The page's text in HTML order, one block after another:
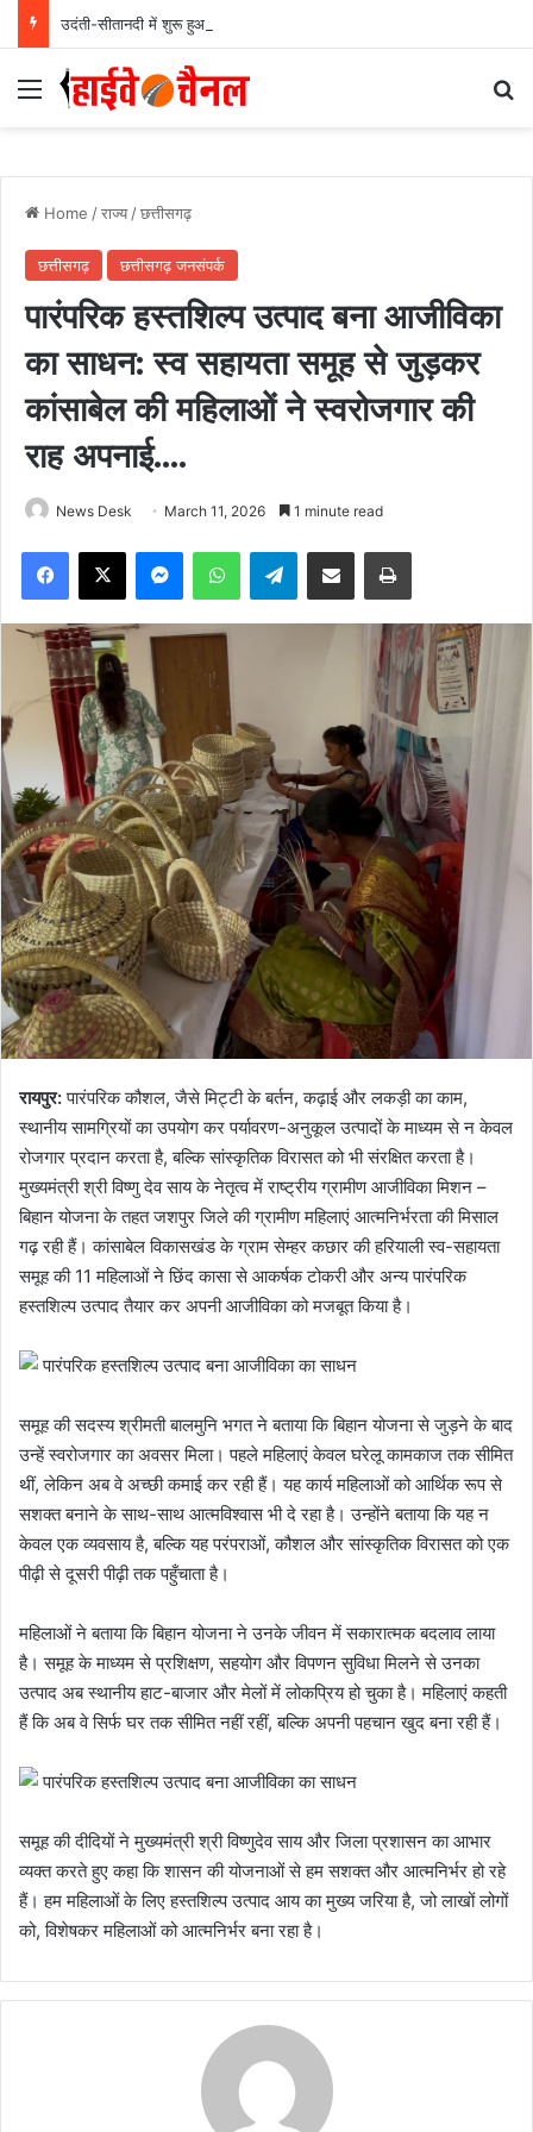
Menu
Home /राज्य /छत्तीसगढ़
छत्तीसगढ़ छत्तीसगढ़ जनसंपर्क
पारंपरिक हस्तशिल्प उत्पाद बना आजीविका
का साधन: स्व सहायता समूह से जुड़कर
कांसाबेल की महिलाओं ने स्वरोजगार की
राह अपनाई….
News Desk March 11, 2026 1 minute read
Facebook
X MessengerWhatsAppTelegramShare via Email Print
रायपुर:पारंपरिक कौशल, जैसे मिट्टी के बर्तन, कढ़ाई और लकड़ी का काम,
स्थानीय सामग्रियों का उपयोग कर पर्यावरण-अनुकूल उत्पादों के माध्यम से न केवल
रोजगार प्रदान करता है, बल्कि सांस्कृतिक विरासत को भी संरक्षित करता है।
मुख्यमंत्री श्री विष्णु देव साय के नेतृत्व में राष्ट्रीय ग्रामीण आजीविका मिशन –
बिहान योजना के तहत जशपुर जिले की ग्रामीण महिलाएं आत्मनिर्भरता की मिसाल
गढ़ रही हैं। कांसाबेल विकासखंड के ग्राम सेम्हर कछार की हरियाली स्व-सहायता
समूह की 11 महिलाओं ने छिंद कासा से आकर्षक टोकरी और अन्य पारंपरिक
हस्तशिल्प उत्पाद तैयार कर अपनी आजीविका को मजबूत किया है।
समूह की सदस्य श्रीमती बालमुनि भगत ने बताया कि बिहान योजना से जुड़ने के बाद
उन्हें स्वरोजगार का अवसर मिला। पहले महिलाएं केवल घरेलू कामकाज तक सीमित
थीं, लेकिन अब वे अच्छी कमाई कर रही हैं। यह कार्य महिलाओं को आर्थिक रूप से
सशक्त बनाने के साथ-साथ आत्मविश्वास भी दे रहा है। उन्होंने बताया कि यह न
केवल एक व्यवसाय है, बल्कि यह परंपराओं, कौशल और सांस्कृतिक विरासत को एक
पीढ़ी से दूसरी पीढ़ी तक पहुँचाता है।
महिलाओं ने बताया कि बिहान योजना ने उनके जीवन में सकारात्मक बदलाव लाया
है। समूह के माध्यम से प्रशिक्षण, सहयोग और विपणन सुविधा मिलने से उनका
उत्पाद अब स्थानीय हाट-बाजार और मेलों में लोकप्रिय हो चुका है। महिलाएं कहती
हैं कि अब वे सिर्फ घर तक सीमित नहीं रहीं, बल्कि अपनी पहचान खुद बना रही हैं।
समूह की दीदियों ने मुख्यमंत्री श्री विष्णुदेव साय और जिला प्रशासन का आभार
व्यक्त करते हुए कहा कि शासन की योजनाओं से हम सशक्त और आत्मनिर्भर हो रहे
हैं। हम महिलाओं के लिए हस्तशिल्प उत्पाद आय का मुख्य जरिया है, जो लाखों लोगों
को, विशेषकर महिलाओं को आत्मनिर्भर बना रहा है।